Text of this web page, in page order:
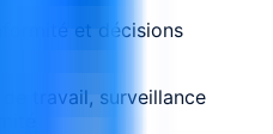
et décisions
travail, surveillance